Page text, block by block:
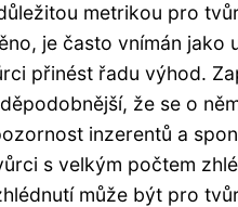
metrikou pro
je často vnímán jako
přinést řadu výhod.
že se o
inzerentů a
s velkým počtem
může být pro